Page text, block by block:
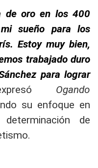
de oro en los 400
sueño para los
Estoy muy bien,
trabajado duro
para lograr
Ogando
su enfoque en
de